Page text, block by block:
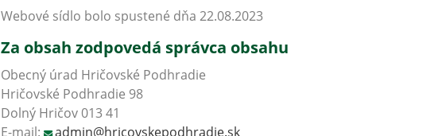
Webové sídlo bolo spustené dňa 22.08.2023
Za obsah zodpovedá správca obsahu
Obecný úrad Hričovské Podhradie
Hričovské Podhradie 98
Dolný Hričov 013 41
E-mail:
admin@hricovskepodhradie.sk